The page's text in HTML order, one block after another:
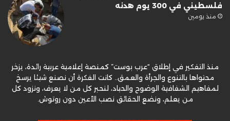
فلسطيني في 300 يوم هدنه
منذ يومين
منذ التفكير في إطلاق “عرب بوست” كمنصة إعلامية عربية رائدة، يزخر
محتواها بالتنوع والجرأة والعمق.. كانت الفكرة أن نصنع شيئا يرسخ
لمفاهيم الشفافية الوضوح والحياد، لنحبر كل من لا يعرف، ونزود كل
من يعلم، ونضع الحقائق نصب الأعين دون روتوش.